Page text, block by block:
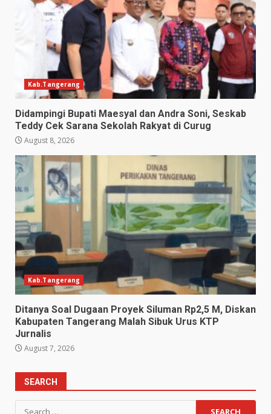
Kab.Tangerang
Didampingi Bupati Maesyal dan Andra Soni, Seskab
Teddy Cek Sarana Sekolah Rakyat di Curug
August 8, 2026
Kab.Tangerang
Ditanya Soal Dugaan Proyek Siluman Rp2,5 M, Diskan
Kabupaten Tangerang Malah Sibuk Urus KTP
Jurnalis
August 7, 2026
SEARCH
Search